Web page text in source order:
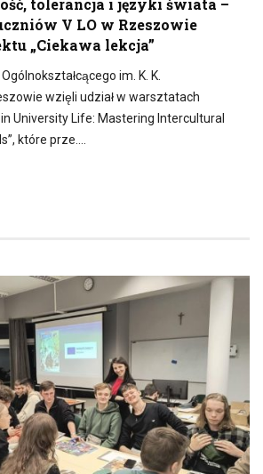
V LO w Rzeszowie
„Ciekawa lekcja”
im. K. K.
wzięli udział w warsztatach
University Life: Mastering Intercultural
które prze….